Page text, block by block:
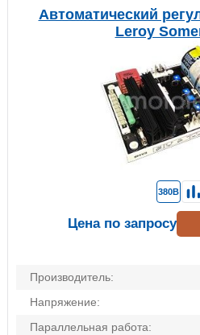
Автоматический
Leroy
Производитель:
Напряжение:
Параллельная работа:
380В
Цена по запросу